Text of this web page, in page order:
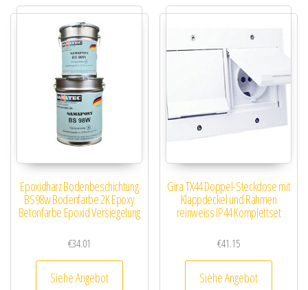
Epoxidharz Bodenbeschichtung
BS98w Bodenfarbe 2K Epoxy
Betonfarbe Epoxid Versiegelung
€34.01
Siehe Angebot
Gira TX44 Doppel-Steckdose mit
Klappdeckel und Rahmen
reinweiss IP44 Komplettset
€41.15
Siehe Angebot